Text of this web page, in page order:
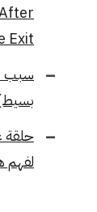
Exit.
سبب
حلقة
لفهم